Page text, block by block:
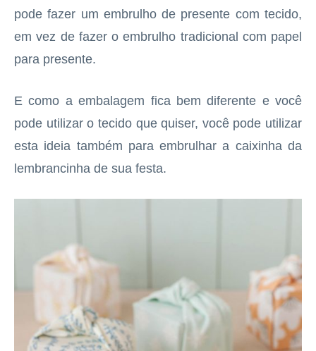
pode fazer um embrulho de presente com tecido,
em vez de fazer o embrulho tradicional com papel
para presente.
E como a embalagem fica bem diferente e você
pode utilizar o tecido que quiser, você pode utilizar
esta ideia também para embrulhar a caixinha da
lembrancinha de sua festa.